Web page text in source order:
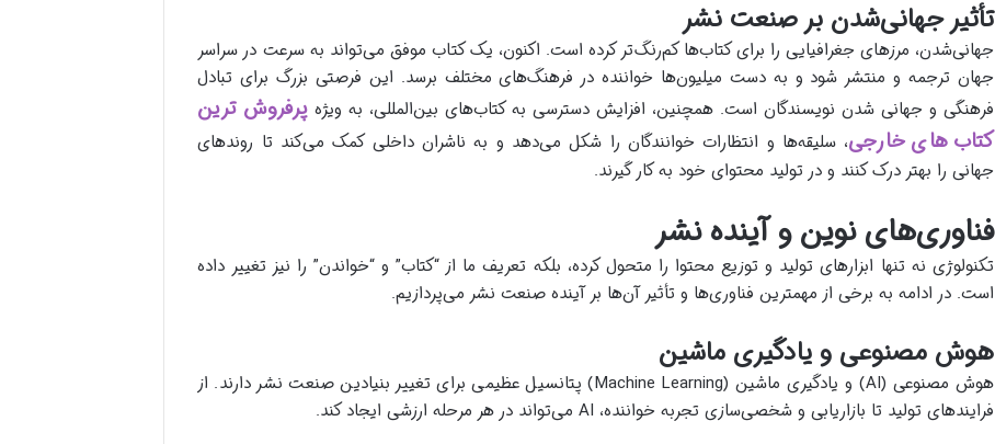
تأثیر جهانی‌شدن بر صنعت نشر
جهانی‌شدن، مرزهای جغرافیایی را برای کتاب‌ها کم‌رنگ‌تر کرده است. اکنون، یک کتاب موفق می‌تواند به سرعت در سراسر
جهان ترجمه و منتشر شود و به دست میلیون‌ها خواننده در فرهنگ‌های مختلف برسد. این فرصتی بزرگ برای تبادل
فرهنگی و جهانی شدن نویسندگان است. همچنین، افزایش دسترسی به کتاب‌های بین‌المللی، به ویژه پرفروش ترین
کتاب های خارجی، سلیقه‌ها و انتظارات خوانندگان را شکل می‌دهد و به ناشران داخلی کمک می‌کند تا روندهای
جهانی را بهتر درک کنند و در تولید محتوای خود به کار گیرند.
فناوری‌های نوین و آینده نشر
تکنولوژی نه تنها ابزارهای تولید و توزیع محتوا را متحول کرده، بلکه تعریف ما از “کتاب” و “خواندن” را نیز تغییر داده
است. در ادامه به برخی از مهمترین فناوری‌ها و تأثیر آن‌ها بر آینده صنعت نشر می‌پردازیم.
هوش مصنوعی و یادگیری ماشین
هوش مصنوعی (AI) و یادگیری ماشین (Machine Learning) پتانسیل عظیمی برای تغییر بنیادین صنعت نشر دارند. از
فرایندهای تولید تا بازاریابی و شخصی‌سازی تجربه خواننده، AI می‌تواند در هر مرحله ارزشی ایجاد کند.